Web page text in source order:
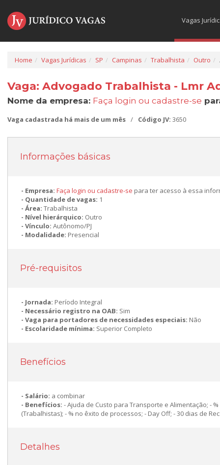
Vagas
Home Vagas Jurídicas SP Campinas Trabalhista Outro
Vaga: Advogado Trabalhista - Lmr
Nome da empresa: Faça login ou cadastre-se
Vaga cadastrada há mais de um mês / Código JV: 3650
Informações básicas
Empresa: Faça login ou cadastre-se para ter acesso à essa
Quantidade de vagas: 1
Área: Trabalhista
Nível hierárquico: Outro
Vínculo: Autônomo/PJ
Modalidade: Presencial
Pré-requisitos
Jornada: Período Integral
Necessário registro na OAB: Sim
Vaga para portadores de necessidades especiais: Não
Escolaridade mínima: Superior Completo
Benefícios
Salário: a combinar
Benefícios: - Ajuda de Custo para Transporte e Alimentação; -
(Trabalhistas); - % no êxito de processos; - Day Off; - 30 dias de
Detalhes